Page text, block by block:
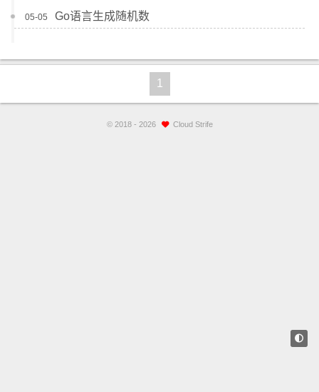
05-05 Go语言生成随机数
1
© 2018 - 2026 Cloud Strife